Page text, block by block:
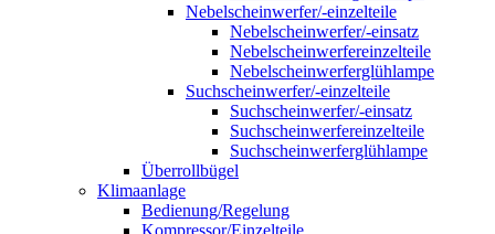
Nebelscheinwerfer/-einzelteile
Nebelscheinwerfer/-einsatz
Nebelscheinwerfereinzelteile
Nebelscheinwerferglühlampe
Suchscheinwerfer/-einzelteile
Suchscheinwerfer/-einsatz
Suchscheinwerfereinzelteile
Suchscheinwerferglühlampe
Überrollbügel
Klimaanlage
Bedienung/Regelung
Kompressor/Einzelteile